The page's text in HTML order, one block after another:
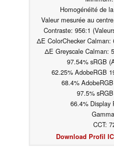
Homogénéité de
Valeur mesurée au
Contraste: 956:1
ΔE ColorChecker
ΔE Greyscale Calman:
97.54% sRGB
62.25% AdobeRGB
68.4%
97.5%
66.4% Display
CCT:
Download Profil